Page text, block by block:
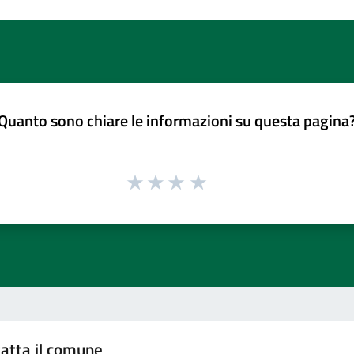
sono chiare le informazioni su questa
il comune